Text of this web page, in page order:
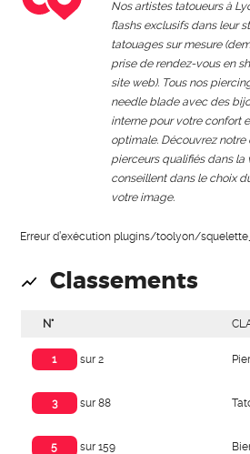
Nos artistes tatoueurs à
flashs exclusifs dans leur
tatouages sur mesure
prise de rendez-vous en
site web). Tous nos
needle blade avec des
interne pour votre confort
optimale. Découvrez
pierceurs qualifiés dans la
conseillent dans le choix
votre image.
Erreur d’exécution plugins/toolyon/
Classements
N°
1 sur 2
3 sur 88
5 sur 159